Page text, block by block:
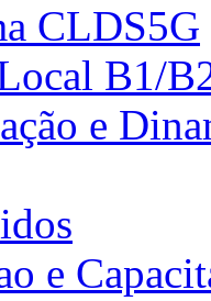
CLDS5G
B1/
e
e